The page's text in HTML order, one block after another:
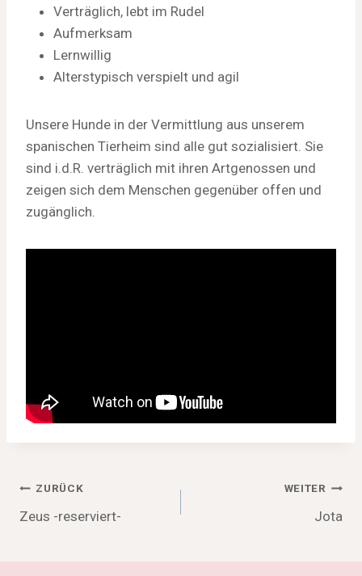
Verträglich, lebt im Rudel
Aufmerksam
Lernwillig
Alterstypisch verspielt und agil
Unsere Hunde in der Vermittlung aus unserem
spanischen Tierheim sind alle gut sozialisiert. Sie
sind i.d.R. verträglich mit ihren Artgenossen und
zeigen sich dem Menschen gegenüber offen und
zugänglich.
Beitragsnavigation
ZURÜCK
Zeus -reserviert-
WEITER
Jota